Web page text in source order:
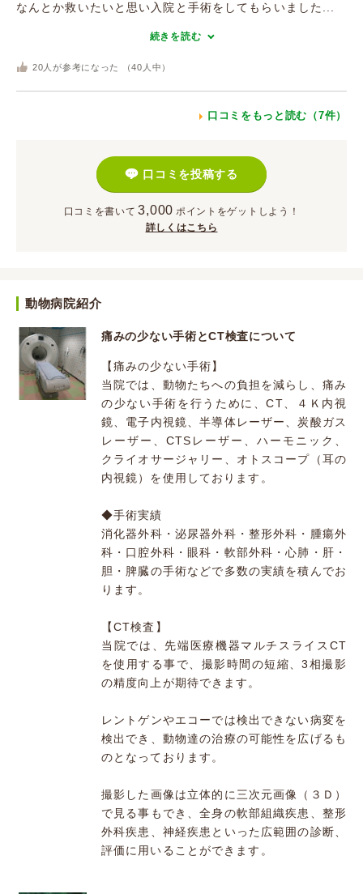
なんとか救いたいと思い入院と手術をしてもらいました...
続きを読む
20 人が参考になった （40 人中）
口コミをもっと読む（7件）
口コミを投稿する
口コミを書いて 3,000 ポイント をゲットしよう！
詳しくはこちら
動物病院紹介
痛みの少ない手術とCT検査について
【痛みの少ない手術】
当院では、動物たちへの負担を減らし、痛み
の少ない手術を行うために、CT、４Ｋ内視
鏡、電子内視鏡、半導体レーザー、炭酸ガス
レーザー、CTSレーザー、ハーモニック、
クライオサージャリー、オトスコープ（耳の
内視鏡）を使用しております。
◆手術実績
消化器外科・泌尿器外科・整形外科・腫瘍外
科・口腔外科・眼科・軟部外科・心肺・肝・
胆・脾臓の手術などで多数の実績を積んでお
ります。
【CT検査】
当院では、先端医療機器マルチスライスCT
を使用する事で、撮影時間の短縮、3相撮影
の精度向上が期待できます。
レントゲンやエコーでは検出できない病変を
検出でき、動物達の治療の可能性を広げるも
のとなっております。
撮影した画像は立体的に三次元画像（３Ｄ）
で見る事もでき、全身の軟部組織疾患、整形
外科疾患、神経疾患といった広範囲の診断、
評価に用いることができます。